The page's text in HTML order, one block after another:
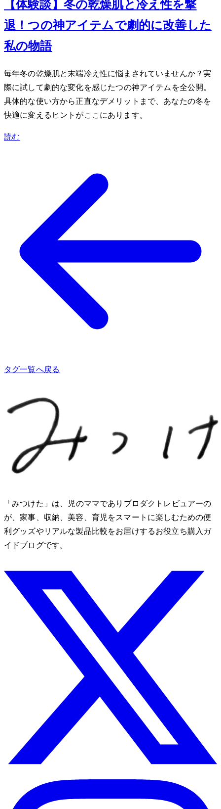
【体験談】冬の乾燥肌と冷え性を撃
退！5つの神アイテムで劇的に改善した
私の物語
毎年冬の乾燥肌と末端冷え性に悩まされていませんか？実
際に試して劇的な変化を感じた5つの神アイテムを全公開。
具体的な使い方から正直なデメリットまで、あなたの冬を
快適に変えるヒントがここにあります。
読む
タグ一覧へ戻る
「みつけた」は、2児のママでありプロダクトレビュアーのMio
が、家事、収納、美容、育児をスマートに楽しむための便
利グッズやリアルな製品比較をお届けするお役立ち購入ガ
イドブログです。